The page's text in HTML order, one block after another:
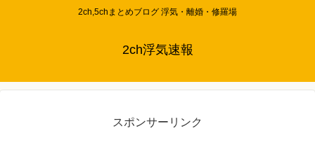
2ch,5chまとめブログ 浮気・離婚・修羅場
2ch浮気速報
スポンサーリンク